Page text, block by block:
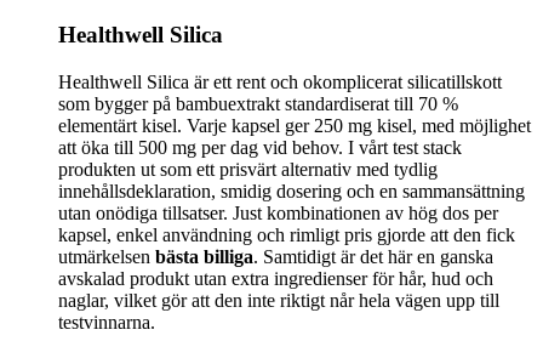
Healthwell Silica
Healthwell Silica är ett rent och okomplicerat silicatillskott
som bygger på bambuextrakt standardiserat till 70 %
elementärt kisel. Varje kapsel ger 250 mg kisel, med möjlighet
att öka till 500 mg per dag vid behov. I vårt test stack
produkten ut som ett prisvärt alternativ med tydlig
innehållsdeklaration, smidig dosering och en sammansättning
utan onödiga tillsatser. Just kombinationen av hög dos per
kapsel, enkel användning och rimligt pris gjorde att den fick
utmärkelsen bästa billiga. Samtidigt är det här en ganska
avskalad produkt utan extra ingredienser för hår, hud och
naglar, vilket gör att den inte riktigt når hela vägen upp till
testvinnarna.